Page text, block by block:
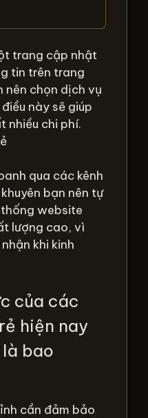
trang cập nhật
tin trên trang
nên chọn dịch vụ
này sẽ giúp
nhiều chi phí.
qua các kênh
bạn nên tự
website
lượng cao, vì
khi kinh
của các
hiện nay
bao
cần đảm bảo